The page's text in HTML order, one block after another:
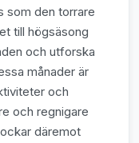
som den torrare
till högsäsong
och utforska
månader är
och
och regnigare
däremot